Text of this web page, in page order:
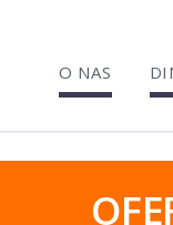
O NAS